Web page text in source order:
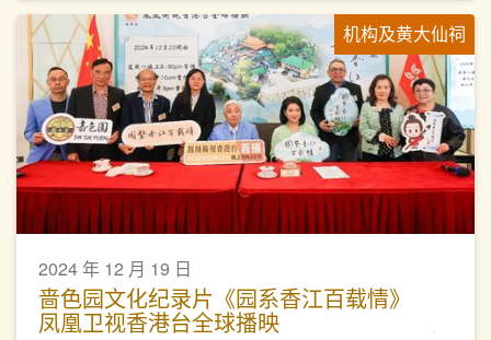
机构及黄大仙祠
2024 年 12 月 19 日
啬色园文化纪录片《园系香江百载情》
凤凰卫视香港台全球播映